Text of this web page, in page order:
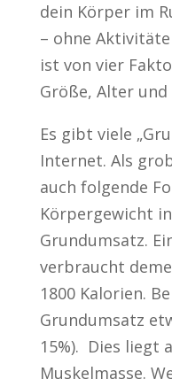
dein Körper im
– ohne
ist von vier
Größe, Alter und
Es gibt viele
Internet. Als
auch folgende
Körpergewicht
Grundumsatz.
verbraucht
1800 Kalorien.
Grundumsatz
15%). Dies liegt
Muskelmasse.